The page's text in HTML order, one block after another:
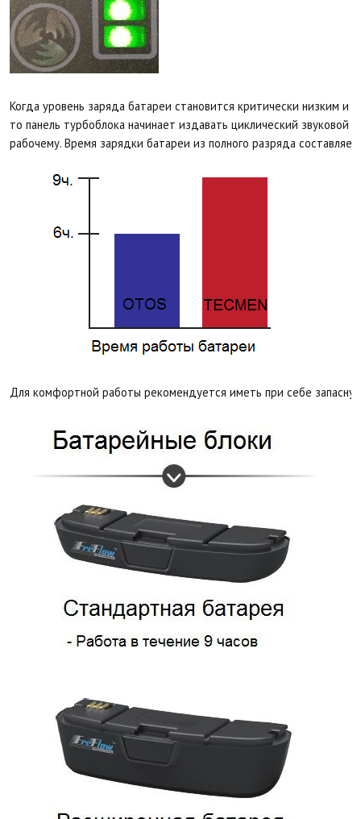
Когда уровень заряда батареи становится критически низким и
то панель турбоблока начинает издавать циклический звуковой
рабочему. Время зарядки батареи из полного разряда
Для комфортной работы рекомендуется иметь при себе